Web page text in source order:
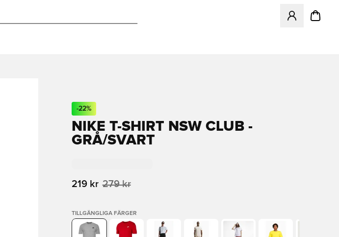
Öppnar en
-22%
NIKE T-SHIRT NSW CLUB -
GRÅ/SVART
219 kr 279 kr
TILLGÄNGLIGA FÄRGER